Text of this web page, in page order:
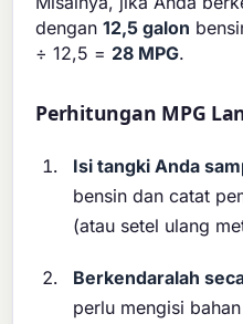
dengan12,5 galon
÷ 12,5 = 28 MPG.
Perhitungan MPG
Isi tangki Anda
bensin dan catat
(atau setel ulang
Berkendaralah
perlu mengisi